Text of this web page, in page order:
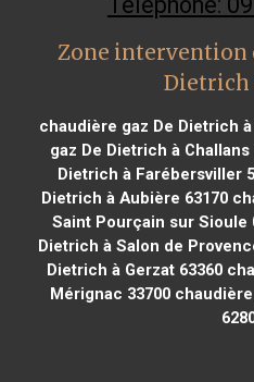
Zone intervention
Dietrich
chaudière gaz De Dietrich
gaz De Dietrich à Challans
Dietrich à Farébersviller
Dietrich à Aubière 63170
Saint Pourçain sur Sioule
Dietrich à Salon de
Dietrich à Gerzat 63360
Mérignac 33700chaudière